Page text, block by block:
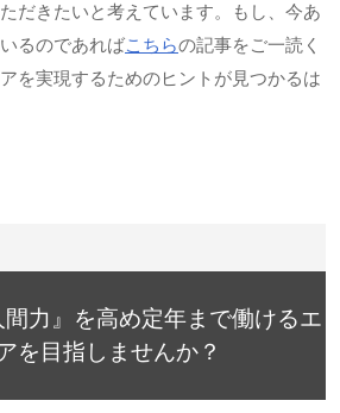
だきたいと考えています。もし、今あ
るのであればこちらの記事をご一読く
を実現するためのヒントが見つかるは
間力』を高め定年まで働けるエ
を目指しませんか？